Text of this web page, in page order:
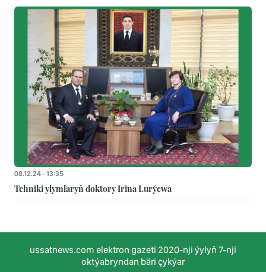
08.12.24 - 13:35
Tehniki ylymlaryň doktory Irina Lurýewa
ussatnews.com elektron gazeti 2020-nji ýylyň 7-nji
oktýabryndan bäri çykýar